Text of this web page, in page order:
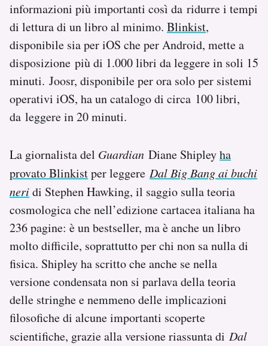
Area Personale
Newsletter
Notifiche mobile
Regala il Post
Hai bisogno di aiuto?
Esci
informazioni più importanti così da ridurre i tempi
di lettura di un libro al minimo. Blinkist,
disponibile sia per iOS che per Android, mette a
disposizione più di 1.000 libri da leggere in soli 15
minuti. Joosr, disponibile per ora solo per sistemi
operativi iOS, ha un catalogo di circa 100 libri,
da leggere in 20 minuti.
La giornalista del Guardian Diane Shipleyha
provato Blinkistper leggere Dal Big Bang ai buchi
neridi Stephen Hawking, il saggio sulla teoria
cosmologica che nell’edizione cartacea italiana ha
236 pagine: è un bestseller, ma è anche un libro
molto difficile, soprattutto per chi non sa nulla di
fisica. Shipley ha scritto che anche se nella
versione condensata non si parlava della teoria
delle stringhe e nemmeno delle implicazioni
filosofiche di alcune importanti scoperte
scientifiche, grazie alla versione riassunta di Dal